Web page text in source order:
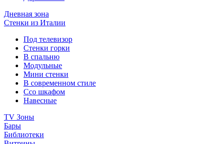
Дневная зона
Стенки из Италии
Под телевизор
Стенки горки
В спальню
Модульные
Мини стенки
В современном стиле
Ссо шкафом
Навесные
TV Зоны
Бары
Библиотеки